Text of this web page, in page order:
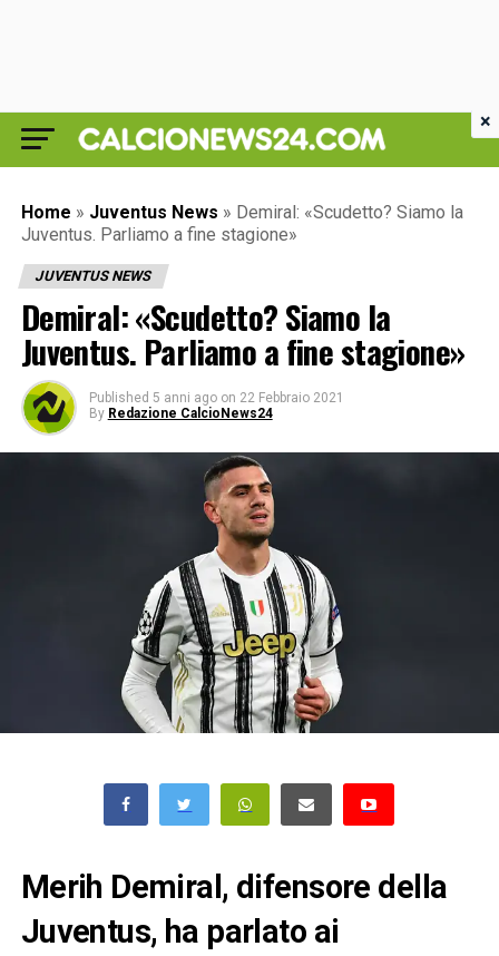
Home » Juventus News » Demiral: «Scudetto? Siamo la
Juventus. Parliamo a fine stagione»
JUVENTUS NEWS
Demiral: «Scudetto? Siamo la
Juventus. Parliamo a fine stagione»
Published 5 anni ago on 22 Febbraio 2021
By Redazione CalcioNews24
Merih Demiral, difensore della
Juventus, ha parlato ai
×